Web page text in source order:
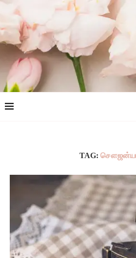
TAG: